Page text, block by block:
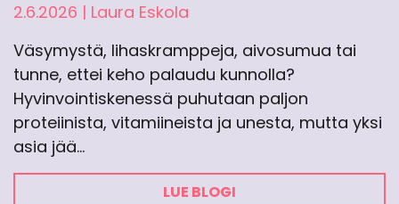
2.6.2026 | Laura Eskola
Väsymystä, lihaskramppeja, aivosumua tai
tunne, ettei keho palaudu kunnolla?
Hyvinvointiskenessä puhutaan paljon
proteiinista, vitamiineista ja unesta, mutta yksi
asia jää…
LUE BLOGI